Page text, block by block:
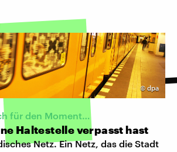
©dpa
für den Moment…
Haltestelle verpasst hast
Netz. Ein Netz, das die Stadt